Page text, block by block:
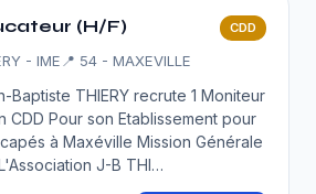
(H/F) CDD
- IME 📍 54 - MAXEVILLE
Baptiste THIERY recrute 1 Moniteur
CDD Pour son Etablissement pour
à Maxéville Mission Générale
J-B THI…